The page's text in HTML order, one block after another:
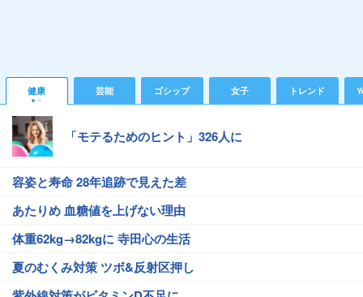
健康 芸能 ゴシップ 女子 トレンド
「モテるためのヒント」326人に
容姿と寿命 28年追跡で見えた差
あたりめ 血糖値を上げない理由
体重62kg→82kgに 寺田心の生活
夏のむくみ対策 ツボ&反射区押し